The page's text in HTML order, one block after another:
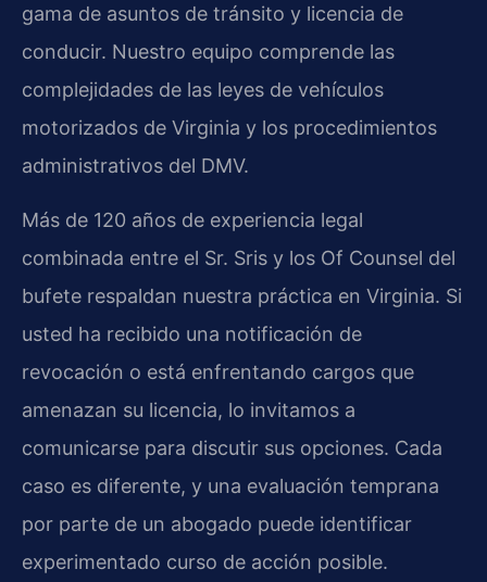
gama de asuntos de tránsito y licencia de
conducir. Nuestro equipo comprende las
complejidades de las leyes de vehículos
motorizados de Virginia y los procedimientos
administrativos del DMV.
Más de 120 años de experiencia legal
combinada entre el Sr. Sris y los Of Counsel del
bufete respaldan nuestra práctica en Virginia. Si
usted ha recibido una notificación de
revocación o está enfrentando cargos que
amenazan su licencia, lo invitamos a
comunicarse para discutir sus opciones. Cada
caso es diferente, y una evaluación temprana
por parte de un abogado puede identificar
experimentado curso de acción posible.